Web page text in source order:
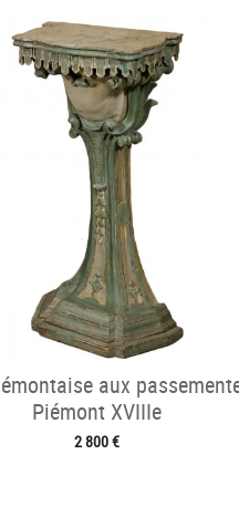
aux
Piémont XVIIIe
2 800 €